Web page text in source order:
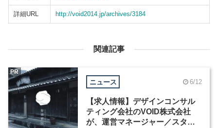
詳細URL http://void2014.jp/archives/3184
関連記事
ニュース 6/12
【求人情報】デザインコンサル
ティング会社のVOID株式会社
が、運営マネージャー／スタッ
PR